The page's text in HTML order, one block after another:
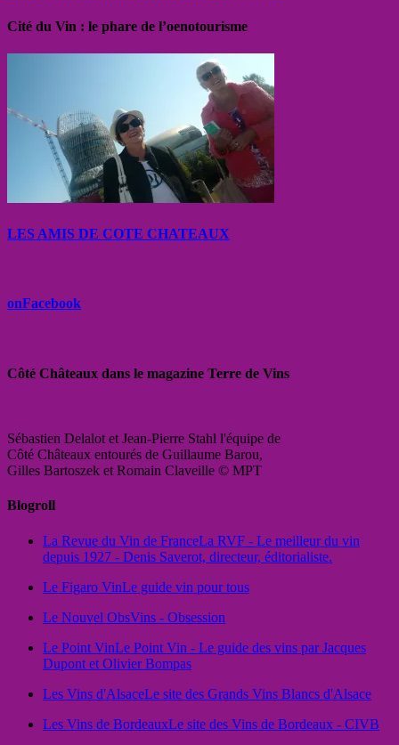
Cité du Vin : le phare de l’oenotourisme
LES AMIS DE COTE CHATEAUX
onFacebook
Côté Châteaux dans le magazine Terre de Vins
Sébastien Delalot et Jean-Pierre Stahl l'équipe de
Côté Châteaux entourés de Guillaume Barou,
Gilles Bartoszek et Romain Claveille © MPT
Blogroll
La Revue du Vin de FranceLa RVF - Le meilleur du vin
depuis 1927 - Denis Saverot, directeur, éditorialiste.
Le Figaro VinLe guide vin pour tous
Le Nouvel ObsVins - Obsession
Le Point VinLe Point Vin - Le guide des vins par Jacques
Dupont et Olivier Bompas
Les Vins d'AlsaceLe site des Grands Vins Blancs d'Alsace
Les Vins de BordeauxLe site des Vins de Bordeaux - CIVB